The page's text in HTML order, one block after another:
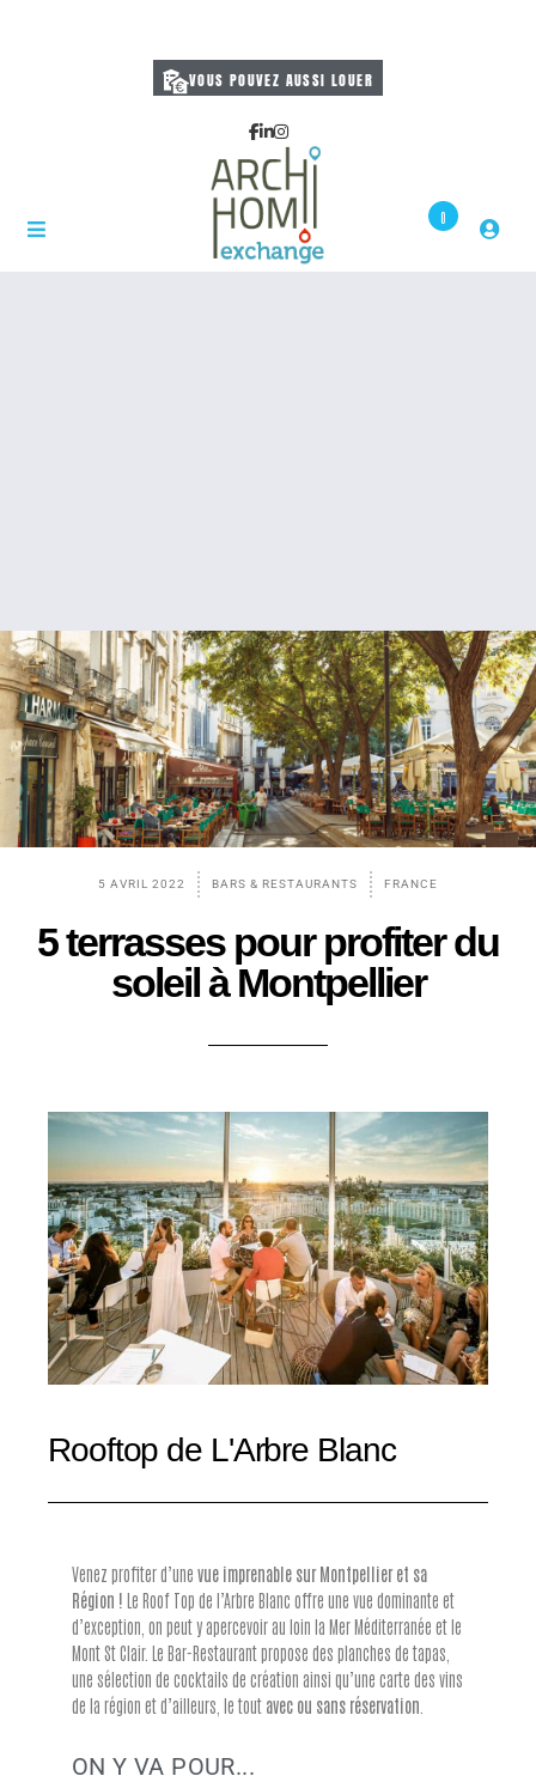
VOUS POUVEZ AUSSI LOUER
0
5 AVRIL 2022 BARS & RESTAURANTS FRANCE
5 terrasses pour profiter du
soleil à Montpellier
Rooftop de L'Arbre Blanc
Venez profiter d’une vue imprenable sur Montpellier et sa
Région ! Le Roof Top de l’Arbre Blanc offre une vue dominante et
d’exception, on peut y apercevoir au loin la Mer Méditerranée et le
Mont St Clair. Le Bar-Restaurant propose des planches de tapas,
une sélection de cocktails de création ainsi qu’une carte des vins
de la région et d’ailleurs, le tout avec ou sans réservation
ON Y VA POUR...